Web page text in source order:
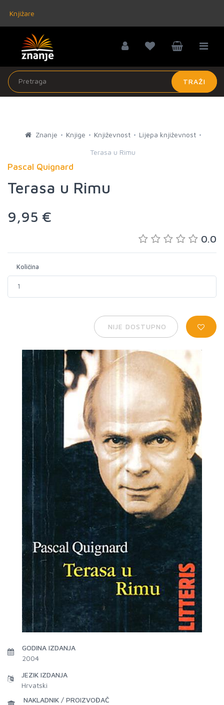
Knjižare
TRAŽI
Znanje Knjige Književnost Lijepa književnost
Terasa u Rimu
Pascal Quignard
Terasa u Rimu
9,95 €
0.0
Količina
NIJE DOSTUPNO
GODINA IZDANJA
2004
JEZIK IZDANJA
Hrvatski
NAKLADNIK / PROIZVOĐAČ